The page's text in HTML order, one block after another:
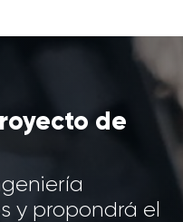
de
y propondrá el